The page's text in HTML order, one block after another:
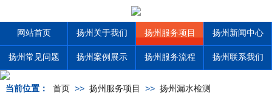
网站首页 扬州关于我们 扬州服务项目 扬州新闻中心
扬州常见问题 扬州案例展示 扬州服务流程 扬州联系我们
当前位置： 首页 >> 扬州服务项目 >> 扬州漏水检测